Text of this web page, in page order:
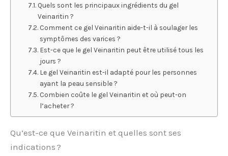
Quels sont les principaux ingrédients du gel
Veinaritin ?
Comment ce gel Veinaritin aide-t-il à soulager les
symptômes des varices ?
Est-ce que le gel Veinaritin peut être utilisé tous les
jours ?
Le gel Veinaritin est-il adapté pour les personnes
ayant la peau sensible ?
Combien coûte le gel Veinaritin et où peut-on
l’acheter ?
Qu’est-ce que Veinaritin et quelles sont ses
indications ?